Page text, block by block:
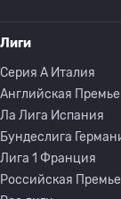
Лиги
Серия A Италия
Английская
Ла Лига Испания
Бундеслига
Лига 1 Франция
Российская